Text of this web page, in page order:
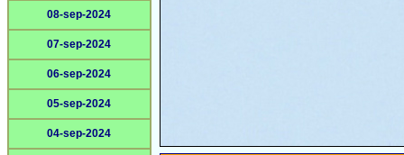
08-sep-2024
07-sep-2024
06-sep-2024
05-sep-2024
04-sep-2024